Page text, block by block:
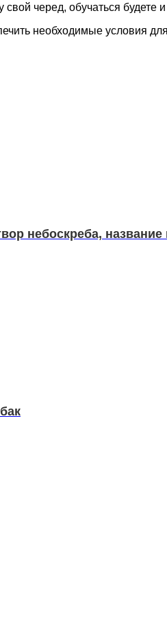
черед, обучаться
необходимые условия
небоскреба,